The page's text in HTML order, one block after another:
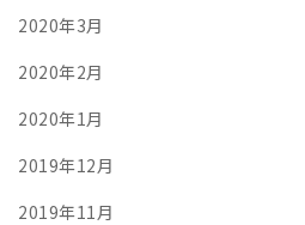
2020年3月
2020年2月
2020年1月
2019年12月
2019年11月